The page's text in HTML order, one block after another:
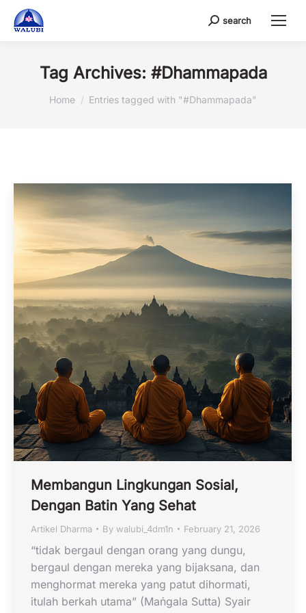
Search:
search
Tag Archives: #Dhammapada
You are here:
Home Entries tagged with "#Dhammapada"
Membangun Lingkungan Sosial,
Dengan Batin Yang Sehat
Artikel Dharma By walubi_4dm1n February 21, 2026
“tidak bergaul dengan orang yang dungu,
bergaul dengan mereka yang bijaksana, dan
menghormat mereka yang patut dihormati,
itulah berkah utama” (Maṅgala Sutta) Syair